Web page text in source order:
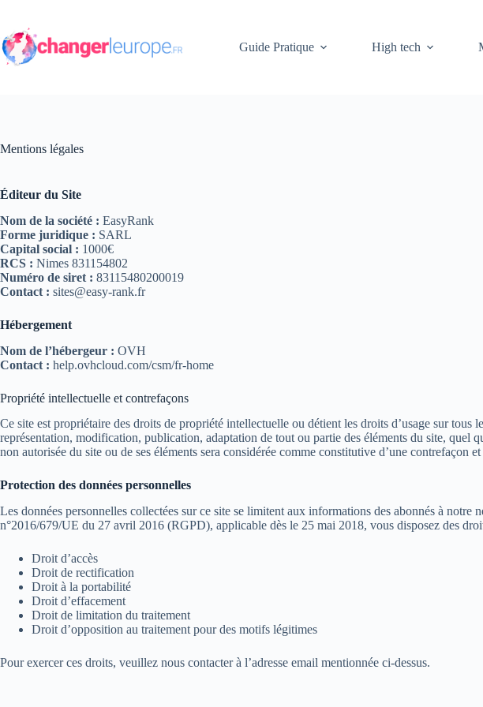
contenu
Guide Pratique
High tech
Mentions légales
Éditeur du Site
Nom de la société : EasyRank
Forme juridique : SARL
Capital social : 1000€
RCS : Nimes 831154802
Numéro de siret : 83115480200019
Contact : sites@easy-rank.fr
Hébergement
Nom de l’hébergeur : OVH
Contact : help.ovhcloud.com/csm/fr-home
Propriété intellectuelle et contrefaçons
Ce site est propriétaire des droits de propriété intellectuelle ou détient les droits d’usage sur
représentation, modification, publication, adaptation de tout ou partie des éléments du site,
non autorisée du site ou de ses éléments sera considérée comme constitutive d’une
Protection des données personnelles
Les données personnelles collectées sur ce site se limitent aux informations des abonnés à
n°2016/679/UE du 27 avril 2016 (RGPD), applicable dès le 25 mai 2018, vous disposez des
Droit d’accès
Droit de rectification
Droit à la portabilité
Droit d’effacement
Droit de limitation du traitement
Droit d’opposition au traitement pour des motifs légitimes
Pour exercer ces droits, veuillez nous contacter à l’adresse email mentionnée ci-dessus.